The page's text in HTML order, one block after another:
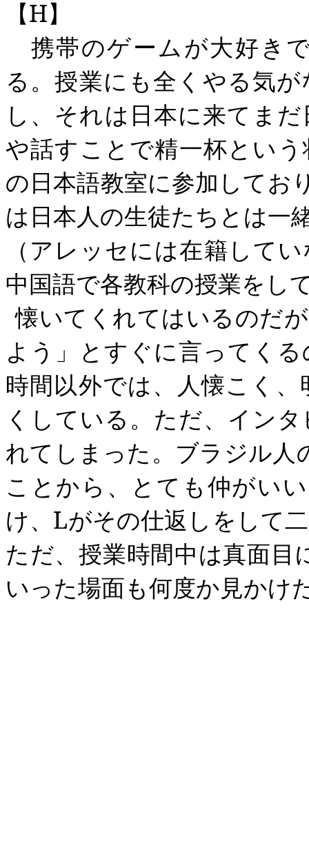
【H】
携帯のゲームが大好き
る。授業にも全くやる気
し、それは日本に来てま
や話すことで精一杯とい
の日本語教室に参加してお
は日本人の生徒たちとは一
（アレッセには在籍して
中国語で各教科の授業をし
懐いてくれてはいるのだ
よう」とすぐに言ってく
時間以外では、人懐こく
くしている。ただ、イン
れてしまった。ブラジル人
ことから、とても仲がい
け、 Lがその仕返しをして
ただ、授業時間中は真面目
いった場面も何度か見かけ